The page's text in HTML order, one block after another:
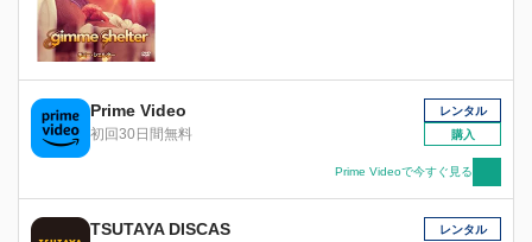
Prime Video
初回30日間無料
レンタル
購入
Prime Videoで今すぐ見る
TSUTAYA DISCAS レンタル